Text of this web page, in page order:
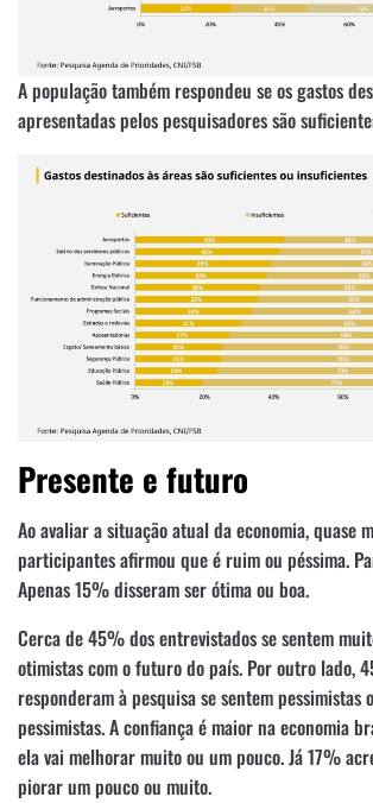
A população também respondeu se os gastos
apresentadas pelos pesquisadores são
Presente e futuro
Ao avaliar a situação atual da economia, quase
participantes afirmou que é ruim ou péssima.
Apenas 15% disseram ser ótima ou boa.
Cerca de 45% dos entrevistados se sentem
otimistas com o futuro do país. Por outro lado,
responderam à pesquisa se sentem pessimistas
pessimistas. A confiança é maior na economia
ela vai melhorar muito ou um pouco. Já 17%
piorar um pouco ou muito.